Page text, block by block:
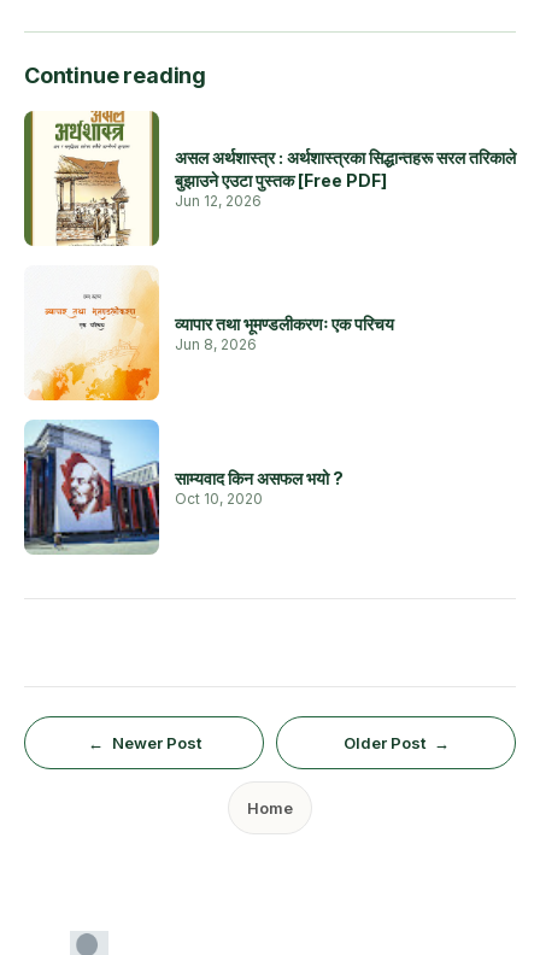
Continue reading
असल अर्थशास्त्र : अर्थशास्त्रका सिद्धान्तहरू सरल तरिकाले
बुझाउने एउटा पुस्तक [Free PDF]
Jun 12, 2026
व्यापार तथा भूमण्डलीकरणः एक परिचय
Jun 8, 2026
साम्यवाद किन असफल भयो ?
Oct 10, 2020
Newer Post Older Post
Home